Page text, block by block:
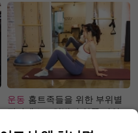
운동 홈트족들을 위한 부위별
필라테스 – 허벅지 안쪽 라인